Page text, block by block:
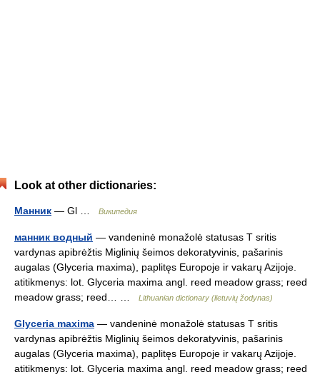
Look at other dictionaries:
Манник — Gl … Википедия
манник водный — vandeninė monažolė statusas T sritis
vardynas apibrėžtis Miglinių šeimos dekoratyvinis, pašarinis
augalas (Glyceria maxima), paplitęs Europoje ir vakarų Azijoje.
atitikmenys: lot. Glyceria maxima angl. reed meadow grass; reed
meadow grass; reed… …
Lithuanian dictionary (lietuvių žodynas)
Glyceria maxima — vandeninė monažolė statusas T sritis
vardynas apibrėžtis Miglinių šeimos dekoratyvinis, pašarinis
augalas (Glyceria maxima), paplitęs Europoje ir vakarų Azijoje.
atitikmenys: lot. Glyceria maxima angl. reed meadow grass; reed